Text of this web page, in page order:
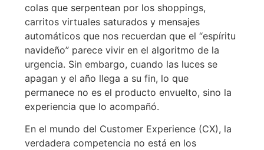
colas que serpentean por los shoppings,
carritos virtuales saturados y mensajes
automáticos que nos recuerdan que el “espíritu
navideño” parece vivir en el algoritmo de la
urgencia. Sin embargo, cuando las luces se
apagan y el año llega a su fin, lo que
permanece no es el producto envuelto, sino la
experiencia que lo acompañó.
En el mundo del Customer Experience (CX), la
verdadera competencia no está en los